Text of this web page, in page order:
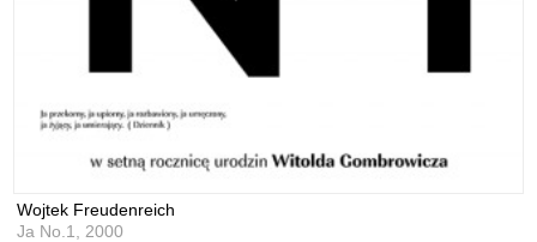
Wojtek Freudenreich
Ja No.1, 2000